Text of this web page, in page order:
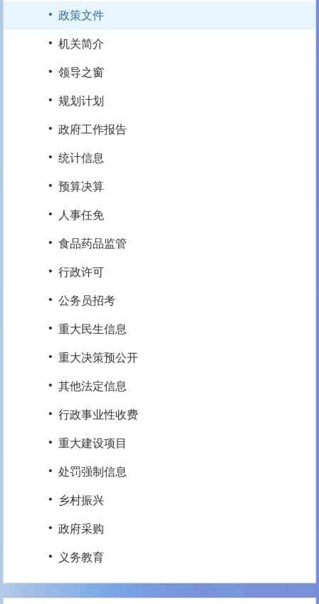
· 政策文件
· 机关简介
· 领导之窗
· 规划计划
· 政府工作报告
· 统计信息
· 预算决算
· 人事任免
· 食品药品监管
· 行政许可
· 公务员招考
· 重大民生信息
· 重大决策预公开
· 其他法定信息
· 行政事业性收费
· 重大建设项目
· 处罚强制信息
· 乡村振兴
· 政府采购
· 义务教育